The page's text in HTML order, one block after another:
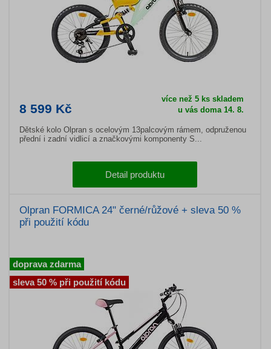
8 599 Kč
více než 5 ks skladem
u vás doma 14. 8.
Dětské kolo Olpran s ocelovým 13palcovým rámem, odpruženou
přední i zadní vidlicí a značkovými komponenty S...
Detail produktu
Olpran FORMICA 24" černé/růžové + sleva 50 %
při použití kódu
doprava zdarma
sleva 50 % při použití kódu